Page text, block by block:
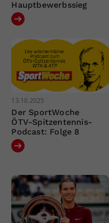
Hauptbewerbssieg
13.10.2025
Der SportWoche
ÖTV-Spitzentennis-
Podcast: Folge 8